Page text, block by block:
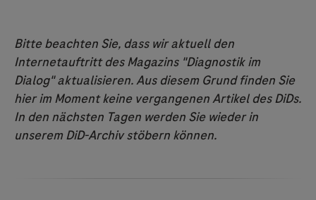
Bitte beachten Sie, dass wir aktuell den
Internetauftritt des Magazins "Diagnostik im
Dialog" aktualisieren. Aus diesem Grund finden Sie
hier im Moment keine vergangenen Artikel des DiDs.
In den nächsten Tagen werden Sie wieder in
unserem DiD-Archiv stöbern können.